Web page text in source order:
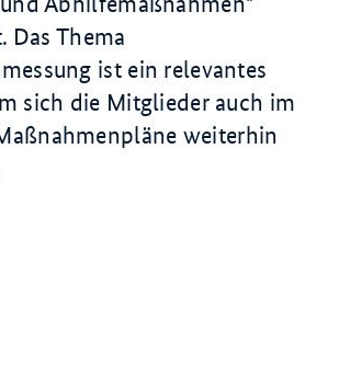
Thema
ist ein relevantes
sich die Mitglieder auch im
weiterhin